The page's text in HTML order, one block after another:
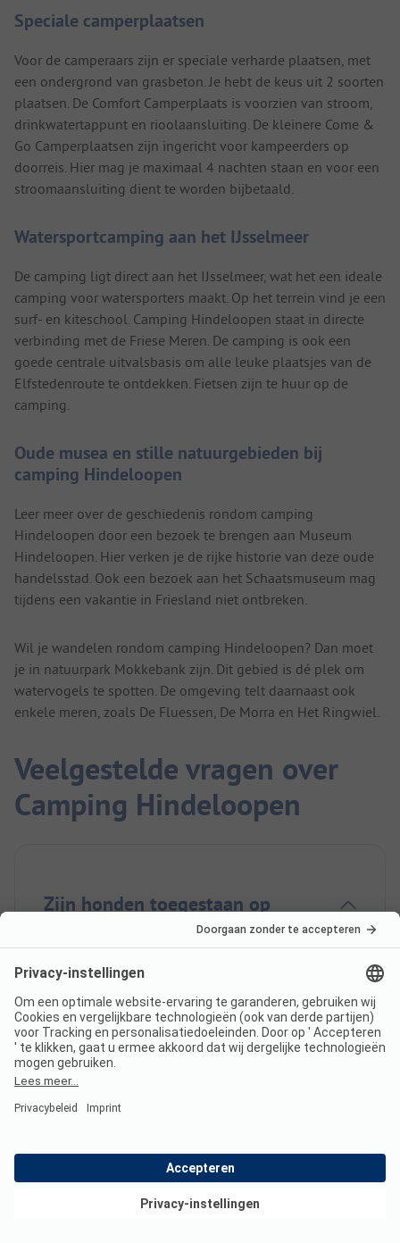
Speciale camperplaatsen
Voor de camperaars zijn er speciale verharde plaatsen, met
een ondergrond van grasbeton. Je hebt de keus uit 2 soorten
plaatsen. De Comfort Camperplaats is voorzien van stroom,
drinkwatertappunt en rioolaansluiting. De kleinere Come &
Go Camperplaatsen zijn ingericht voor kampeerders op
doorreis. Hier mag je maximaal 4 nachten staan en voor een
stroomaansluiting dient te worden bijbetaald.
Watersportcamping aan het IJsselmeer
De camping ligt direct aan het IJsselmeer, wat het een ideale
camping voor watersporters maakt. Op het terrein vind je een
surf- en kiteschool. Camping Hindeloopen staat in directe
verbinding met de Friese Meren. De camping is ook een
goede centrale uitvalsbasis om alle leuke plaatsjes van de
Elfstedenroute te ontdekken. Fietsen zijn te huur op de
camping.
Oude musea en stille natuurgebieden bij
camping Hindeloopen
Leer meer over de geschiedenis rondom camping
Hindeloopen door een bezoek te brengen aan Museum
Hindeloopen. Hier verken je de rijke historie van deze oude
handelsstad. Ook een bezoek aan het Schaatsmuseum mag
tijdens een vakantie in Friesland niet ontbreken.
Wil je wandelen rondom camping Hindeloopen? Dan moet
je in natuurpark Mokkebank zijn. Dit gebied is dé plek om
watervogels te spotten. De omgeving telt daarnaast ook
enkele meren, zoals De Fluessen, De Morra en Het Ringwiel.
Veelgestelde vragen over
Camping Hindeloopen
Zijn honden toegestaan op
Camping Hindeloopen?
Camping Hindeloopen?
De prijzen voor Camping Hindeloopen kunnen
variëren afhankelijk van het verblijf (bijv. gekozen
periode, personen).
Lees meer over de prijzen op
Bekijk deals